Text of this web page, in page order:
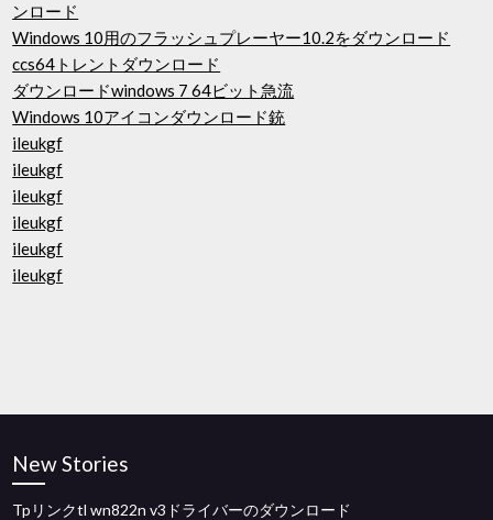
ンロード
Windows 10用のフラッシュプレーヤー10.2をダウンロード
ccs64トレントダウンロード
ダウンロードwindows 7 64ビット急流
Windows 10アイコンダウンロード銃
ileukgf
ileukgf
ileukgf
ileukgf
ileukgf
ileukgf
New Stories
Tpリンクtl wn822n v3ドライバーのダウンロード